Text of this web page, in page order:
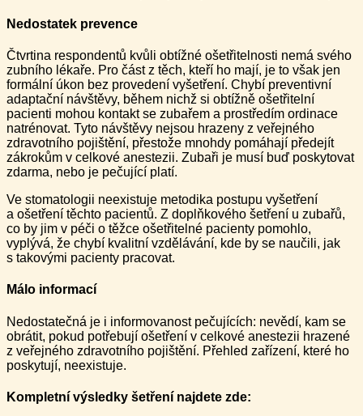
Nedostatek prevence
Čtvrtina respondentů kvůli obtížné ošetřitelnosti nemá svého
zubního lékaře. Pro část z těch, kteří ho mají, je to však jen
formální úkon bez provedení vyšetření. Chybí preventivní
adaptační návštěvy, během nichž si obtížně ošetřitelní
pacienti mohou kontakt se zubařem a prostředím ordinace
natrénovat. Tyto návštěvy nejsou hrazeny z veřejného
zdravotního pojištění, přestože mnohdy pomáhají předejít
zákrokům v celkové anestezii. Zubaři je musí buď poskytovat
zdarma, nebo je pečující platí.
Ve stomatologii neexistuje metodika postupu vyšetření
a ošetření těchto pacientů. Z doplňkového šetření u zubařů,
co by jim v péči o těžce ošetřitelné pacienty pomohlo,
vyplývá, že chybí kvalitní vzdělávání, kde by se naučili, jak
s takovými pacienty pracovat.
Málo informací
Nedostatečná je i informovanost pečujících: nevědí, kam se
obrátit, pokud potřebují ošetření v celkové anestezii hrazené
z veřejného zdravotního pojištění. Přehled zařízení, které ho
poskytují, neexistuje.
Kompletní výsledky šetření najdete zde: